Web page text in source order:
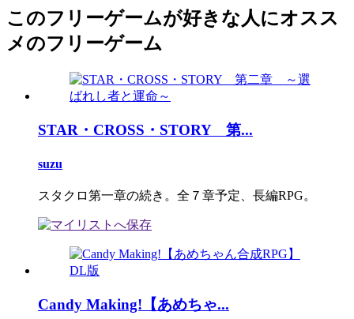
このフリーゲームが好きな人にオスス
メのフリーゲーム
STAR・CROSS・STORY 第...
suzu
スタクロ第一章の続き。全７章予定、長編RPG。
Candy Making!【あめちゃ...